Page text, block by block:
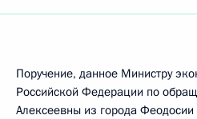
Поручение, данное Министру
Российской Федерации по
Алексеевны из города